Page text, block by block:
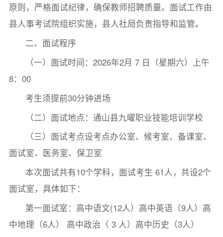
原则，严格面试纪律，确保教师招聘质量。面试工作由
县人事考试院组织实施，县人社局负责指导和监管。
二、面试程序
（一）面试时间：2026年2月 7 日（星期六）上午
8：00
考生须提前30分钟进场
（二）面试地点：通山县九曜职业技能培训学校
（三）面试考点设考点办公室、候考室、备课室、
面试室、医务室、保卫室
本次面试共有10个学科，面试考生 61人，共设2个
面试室，具体如下：
第一面试室：高中语文(12人）高中英语（9人）高
中地理（6人） 高中政治（ 3 人）高中历史（3人）